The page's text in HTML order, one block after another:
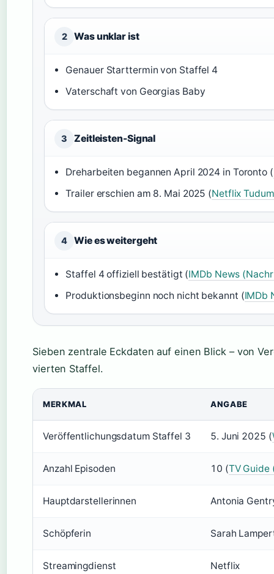
2 Was unklar ist
Genauer Starttermin von Staffel 4
Vaterschaft von Georgias Baby
3 Zeitleisten-Signal
Dreharbeiten begannen April 2024 in Toronto (
Trailer erschien am 8. Mai 2025 (Netflix
4 Wie es weitergeht
Staffel 4 offiziell bestätigt (IMDb News
Produktionsbeginn noch nicht bekannt (IMDb
Sieben zentrale Eckdaten auf einen Blick – von
vierten Staffel.
MERKMAL ANGABE
Veröffentlichungsdatum Staffel 3 5. Juni 2025 (
Anzahl Episoden 10 (TV Guide
Hauptdarstellerinnen Antonia
Schöpferin Sarah
Streamingdienst Netflix